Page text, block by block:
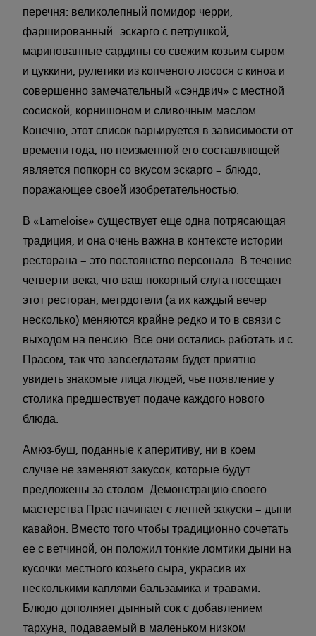
перечня: великолепный помидор-черри,
фаршированный эскарго с петрушкой,
маринованные сардины со свежим козьим сыром
и цуккини, рулетики из копченого лосося с киноа и
совершенно замечательный «сэндвич» с местной
сосиской, корнишоном и сливочным маслом.
Конечно, этот список варьируется в зависимости от
времени года, но неизменной его составляющей
является попкорн со вкусом эскарго – блюдо,
поражающее своей изобретательностью.
В «Lameloise» существует еще одна потрясающая
традиция, и она очень важна в контексте истории
ресторана – это постоянство персонала. В течение
четверти века, что ваш покорный слуга посещает
этот ресторан, метрдотели (а их каждый вечер
несколько) меняются крайне редко и то в связи с
выходом на пенсию. Все они остались работать и с
Прасом, так что завсегдатаям будет приятно
увидеть знакомые лица людей, чье появление у
столика предшествует подаче каждого нового
блюда.
Амюз-буш, поданные к аперитиву, ни в коем
случае не заменяют закусок, которые будут
предложены за столом. Демонстрацию своего
мастерства Прас начинает с летней закуски – дыни
кавайон. Вместо того чтобы традиционно сочетать
ее с ветчиной, он положил тонкие ломтики дыни на
кусочки местного козьего сыра, украсив их
несколькими каплями бальзамика и травами.
Блюдо дополняет дынный сок с добавлением
тархуна, подаваемый в маленьком низком